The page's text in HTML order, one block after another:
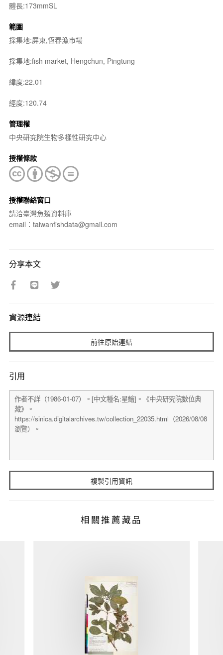
體長:173mmSL
範圍
採集地:屏東,恆春漁市場
採集地:fish market, Hengchun, Pingtung
緯度:22.01
經度:120.74
管理權
中央研究院生物多樣性研究中心
授權條款
授權聯絡窗口
請洽臺灣魚類資料庫
email：taiwanfishdata@gmail.com
分享本文
資源連結
前往原始連結
引用
複製引用資訊
相關推薦藏品